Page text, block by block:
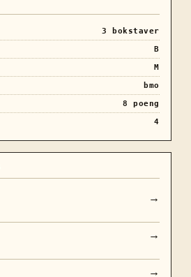
3
bokstaver
B
M
bmo
8
poeng
4
→
→
→